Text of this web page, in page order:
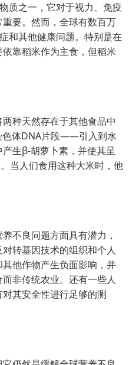
质之一，它对于视力、免疫
要。然而，全球有数百万
和其他健康问题。特别是在
靠稻米作为主食，但稻米
种天然存在于其他食品中
体DNA片段——引入到水
生β-胡萝卜素，并使其呈
当人们食用这种大米时，他
不良问题方面具有潜力，
转基因技术的组织和个人
他作物产生负面影响，并
非传统农业。还有一些人
其安全性进行足够的测